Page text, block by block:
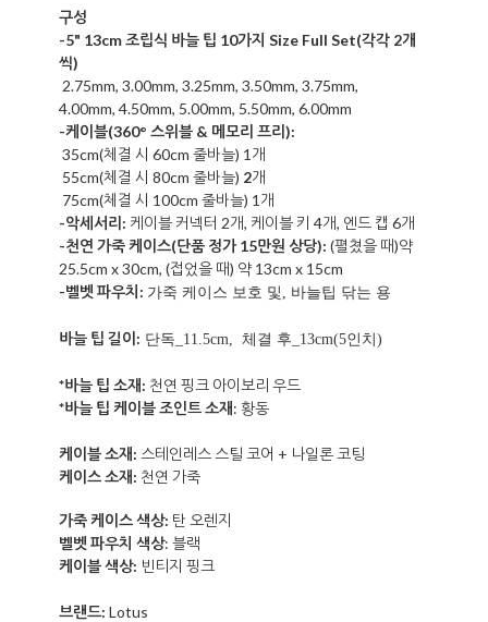
구성
-5" 13cm 조립식 바늘 팁 10가지 Size Full Set(각각 2개
씩)
2.75mm, 3.00mm, 3.25mm, 3.50mm, 3.75mm,
4.00mm, 4.50mm, 5.00mm, 5.50mm, 6.00mm
-케이블(360° 스위블 & 메모리 프리):
35cm(체결 시 60cm 줄바늘) 1개
55cm(체결 시 80cm 줄바늘) 2개
75cm(체결 시 100cm 줄바늘) 1개
-악세서리: 케이블 커넥터 2개, 케이블키 4개, 엔드 캡 6개
-천연 가죽 케이스(단품 정가 15만원 상당): (펼쳤을 때)약
25.5cm x 30cm, (접었을 때) 약 13cm x 15cm
-벨벳 파우치: 가죽 케이스 보호 및, 바늘팁 닦는 용
바늘 팁 길이 : 단독_11.5cm, 체결 후_13cm(5인치)
*바늘 팁 소재: 천연 핑크 아이보리 우드
*바늘 팁 케이블 조인트 소재: 황동
케이블 소재: 스테인레스 스틸 코어 + 나일론 코팅
케이스 소재: 천연 가죽
가죽 케이스 색상: 탄 오렌지
벨벳 파우치 색상: 블랙
케이블 색상: 빈티지 핑크
브랜드: Lotus